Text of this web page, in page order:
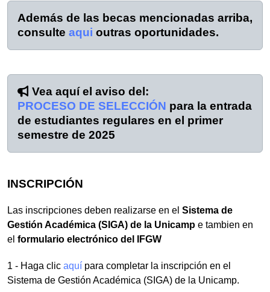
Además de las becas mencionadas arriba,
consulte aqui outras oportunidades.
Vea aquí el aviso del:
PROCESO DE SELECCIÓN para la entrada
de estudiantes regulares en el primer
semestre de 2025
INSCRIPCIÓN
Las inscripciones deben realizarse en el Sistema de
Gestión Académica (SIGA) de la Unicamp e tambien en
el formulario electrónico del IFGW
1 - Haga clic aquí para completar la inscripción en el
Sistema de Gestión Académica (SIGA) de la Unicamp.